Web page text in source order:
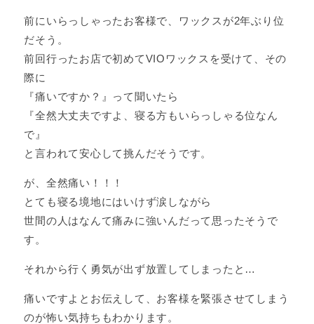
前にいらっしゃったお客様で、ワックスが2年ぶり位
だそう。
前回行ったお店で初めてVIOワックスを受けて、その
際に
『痛いですか？』って聞いたら
『全然大丈夫ですよ、寝る方もいらっしゃる位なん
で』
と言われて安心して挑んだそうです。
が、全然痛い！！！
とても寝る境地にはいけず涙しながら
世間の人はなんて痛みに強いんだって思ったそうで
す。
それから行く勇気が出ず放置してしまったと…
痛いですよとお伝えして、お客様を緊張させてしまう
のが怖い気持ちもわかります。